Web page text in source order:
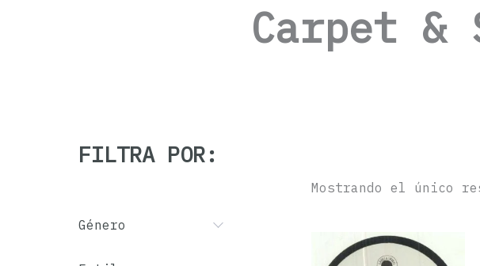
Carpet &
FILTRA POR:
Género
Mostrando el único